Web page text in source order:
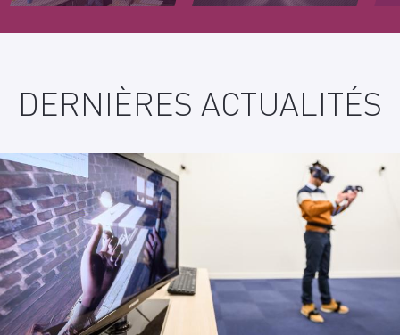
DERNIÈRES ACTUALITÉS